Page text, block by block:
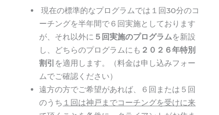
現在の標準的なプログラムでは１回30分のコ
ーチングを半年間で６回実施としております
が、それ以外に ５回実施のプログラムを新設
し、どちらのプログラムにも ２０２６年特別
割引 を適用します。（料金は申し込みフォー
ムでご確認ください）
遠方の方でご希望があれば、６回または５回
のうち １回は神戸までコーチングを受けに来